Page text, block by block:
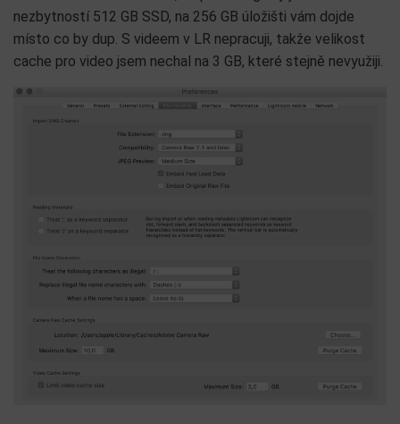
nezbytností 512 GB SSD, na 256 GB úložišti vám dojde
místo co by dup. S videem v LR nepracuji, takže velikost
cache pro video jsem nechal na 3 GB, které stejně nevyužiji.